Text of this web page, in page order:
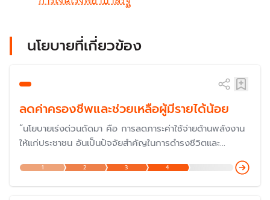
นโยบายที่เกี่ยวข้อง
ลดค่าครองชีพและช่วยเหลือผู้มีรายได้น้อย
“นโยบายเร่งด่วนถัดมา คือ การลดภาระค่าใช้จ่ายด้านพลังงาน
ให้แก่ประชาชน อันเป็นปัจจัยสำคัญในการดำรงชีวิตและ
พลังงาน ทั้งค่าไฟฟ้า ค่าก๊าซหุงต้ม และค่าน้ำมันเชื้อเพลิงให้อยู่
ในระดับที่เหมาะสมในทันที" - คำแถลงนโยบายของนายก
1 2 3 4